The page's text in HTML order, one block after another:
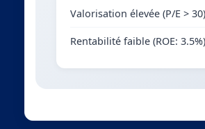
Valorisation élevée (P/E > 30)
Rentabilité faible (ROE: 3.5%)